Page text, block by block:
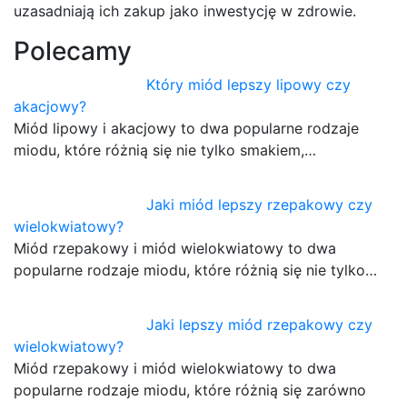
uzasadniają ich zakup jako inwestycję w zdrowie.
Polecamy
Który miód lepszy lipowy czy
akacjowy?
Miód lipowy i akacjowy to dwa popularne rodzaje
miodu, które różnią się nie tylko smakiem,…
Jaki miód lepszy rzepakowy czy
wielokwiatowy?
Miód rzepakowy i miód wielokwiatowy to dwa
popularne rodzaje miodu, które różnią się nie tylko…
Jaki lepszy miód rzepakowy czy
wielokwiatowy?
Miód rzepakowy i miód wielokwiatowy to dwa
popularne rodzaje miodu, które różnią się zarówno